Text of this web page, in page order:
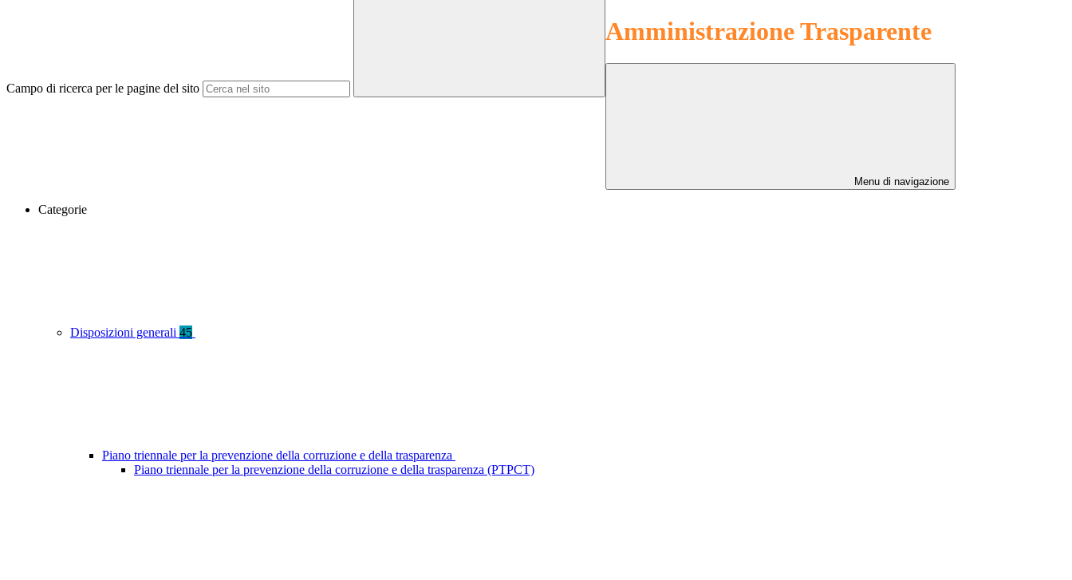
Campo di ricerca per le pagine del sito
Amministrazione Trasparente
Menu di navigazione
Categorie
Disposizioni generali 45
Piano triennale per la prevenzione della corruzione e della trasparenza
Piano triennale per la prevenzione della corruzione e della trasparenza (PTPCT)